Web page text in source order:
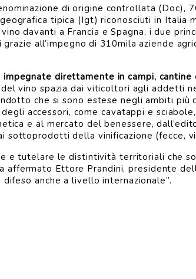
di origine controllata (Doc),
tipica (Igt) riconosciuti in Italia
davanti a Francia e Spagna, i due
all’impegno di 310mila aziende
direttamente in campi, cantine
del vino spazia dai viticoltori agli addetti
che si sono estese negli ambiti più
accessori, come cavatappi e
e al mercato del benessere,
della vinificazione (fecce,
e tutelare le distintività territoriali che
affermato Ettore Prandini, presidente
anche a livello internazionale”.